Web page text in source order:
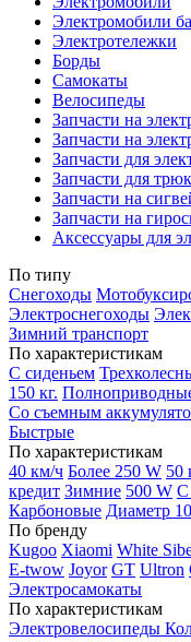
Электромобили
Электротележки
Борды
Самокаты
Велосипеды
Запчасти на
Запчасти на
Запчасти для
Запчасти для
Запчасти на
Запчасти на
Аксессуары для
По типу
Снегоходы
Электроснегоходы
Зимний транспорт
По характеристикам
С сиденьем
150 кг.
Со съемным
Быстрые
По характеристикам
40 км/ч Более 250 W 50
кредит Зимние 500 W С
Карбоновые Диаметр
По бренду
Kugoo Xiaomi White
E-twow Joyor GT Ultron
Электросамокаты
По характеристикам
Электровелосипеды